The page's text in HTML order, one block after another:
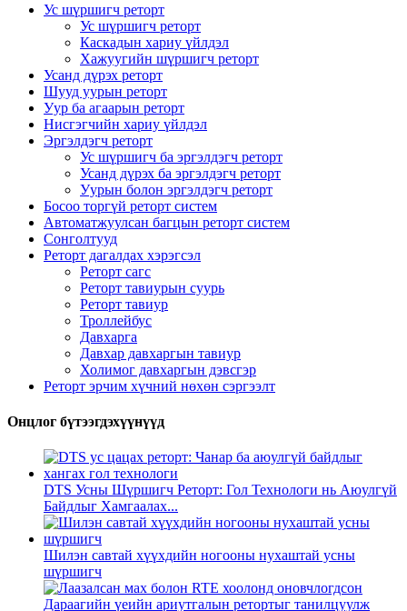
Ус шүршигч реторт
Ус шүршигч реторт
Каскадын хариу үйлдэл
Хажуугийн шүршигч реторт
Усанд дүрэх реторт
Шууд уурын реторт
Уур ба агаарын реторт
Нисгэгчийн хариу үйлдэл
Эргэлдэгч реторт
Ус шүршигч ба эргэлдэгч реторт
Усанд дүрэх ба эргэлдэгч реторт
Уурын болон эргэлдэгч реторт
Босоо торгүй реторт систем
Автоматжуулсан багцын реторт систем
Сонголтууд
Реторт дагалдах хэрэгсэл
Реторт сагс
Реторт тавиурын суурь
Реторт тавиур
Троллейбус
Давхарга
Давхар давхаргын тавиур
Холимог давхаргын дэвсгэр
Реторт эрчим хүчний нөхөн сэргээлт
Онцлог бүтээгдэхүүнүүд
DTS Усны Шүршигч Реторт: Гол Технологи нь Аюулгүй
Байдлыг Хамгаалах...
Шилэн савтай хүүхдийн ногооны нухаштай усны
шүршигч